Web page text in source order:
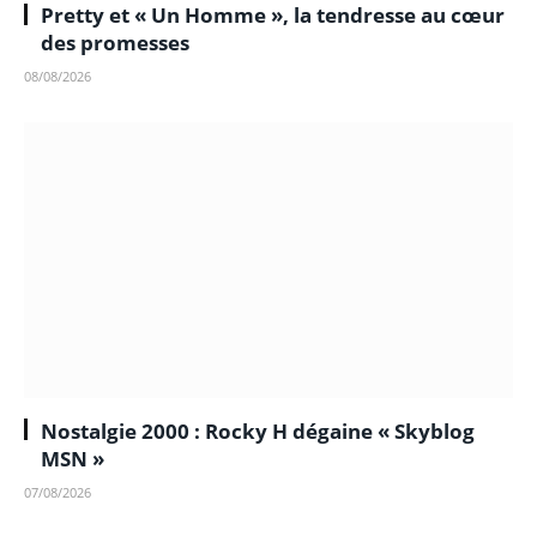
Pretty et « Un Homme », la tendresse au cœur
des promesses
08/08/2026
Nostalgie 2000 : Rocky H dégaine « Skyblog
MSN »
07/08/2026